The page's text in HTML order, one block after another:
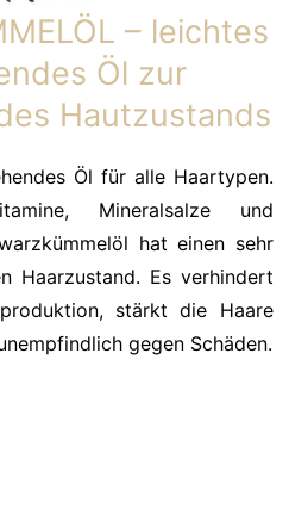
– leichtes
Öl zur
Hautzustands
Öl für alle Haartypen.
Mineralsalze und
hat einen sehr
Haarzustand. Es verhindert
stärkt die Haare
gegen Schäden.